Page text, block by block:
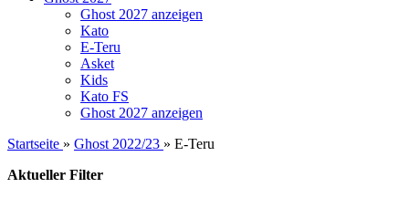
Ghost 2027 anzeigen
Kato
E-Teru
Asket
Kids
Kato FS
Ghost 2027 anzeigen
Startseite » Ghost 2022/23 » E-Teru
Aktueller Filter